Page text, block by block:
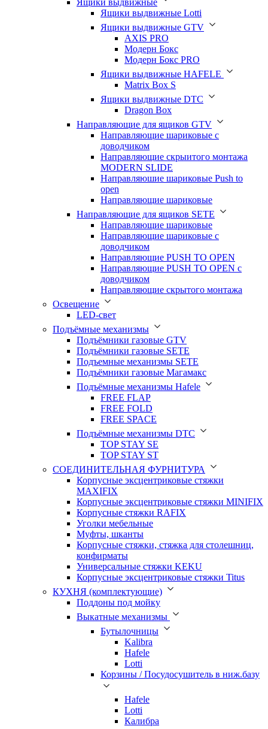
Ящики выдвижные Lotti
Ящики выдвижные GTV
AXIS PRO
Модерн Бокс
Модерн Бокс PRO
Ящики выдвижные HAFELE
Matrix Box S
Ящики выдвижные DTC
Dragon Box
Направляющие для ящиков GTV
Направляющие шариковые с
доводчиком
Направляющие скрыитого монтажа
MODERN SLIDE
Направляюшие шариковые Push to
open
Направляющие шариковые
Направляющие для ящиков SETE
Направляющие шариковые
Направляющие шариковые с
доводчиком
Направляющие PUSH TO OPEN
Направляющие PUSH TO OPEN с
доводчиком
Направляющие скрытого монтажа
Освещение
LED-свет
Подъёмные механизмы
Подъёмники газовые GTV
Подъёмники газовые SETE
Подъемные механизмы SETE
Подъёмники газовые Магамакс
Подъёмные механизмы Hafele
FREE FLAP
FREE FOLD
FREE SPACE
Подъёмные механизмы DTC
TOP STAY SE
TOP STAY ST
СОЕДИНИТЕЛЬНАЯ ФУРНИТУРА
Корпусные эксцентриковые стяжки
MAXIFIX
Корпусные эксцентриковые стяжки MINIFIX
Корпусные стяжки RAFIX
Уголки мебельные
Муфты, шканты
Корпусные стяжки, стяжка для столешниц,
конфирматы
Универсальные стяжки KEKU
Корпусные эксцентриковые стяжки Titus
КУХНЯ (комплектующие)
Поддоны под мойку
Выкатные механизмы
Бутылочницы
Kalibra
Hafele
Lotti
Корзины / Посудосушитель в ниж.базу
Hafele
Lotti
Калибра